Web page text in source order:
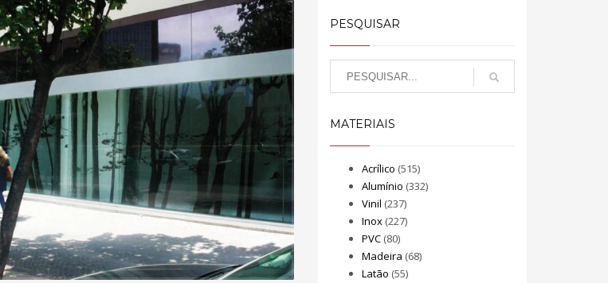
PESQUISAR
MATERIAIS
Acrílico (515)
Alumínio (332)
Vinil (237)
Inox(227)
PVC(80)
Madeira (68)
Latão (55)